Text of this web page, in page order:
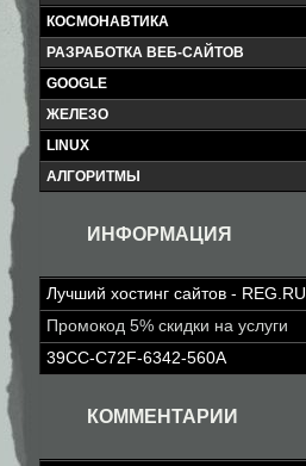
КОСМОНАВТИКА
РАЗРАБОТКА ВЕБ-САЙТОВ
GOOGLE
ЖЕЛЕЗО
LINUX
АЛГОРИТМЫ
ИНФОРМАЦИЯ
Лучший хостинг сайтов - REG.RU
Промокод 5% скидки на услуги
39CC-C72F-6342-560A
КОММЕНТАРИИ